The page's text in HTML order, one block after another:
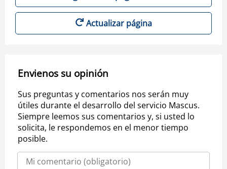
Actualizar página
Envienos su opinión
Sus preguntas y comentarios nos serán muy
útiles durante el desarrollo del servicio Mascus.
Siempre leemos sus comentarios y, si usted lo
solicita, le respondemos en el menor tiempo
posible.